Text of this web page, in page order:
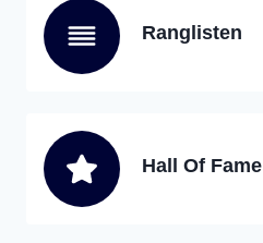
Ranglisten
Hall Of Fame